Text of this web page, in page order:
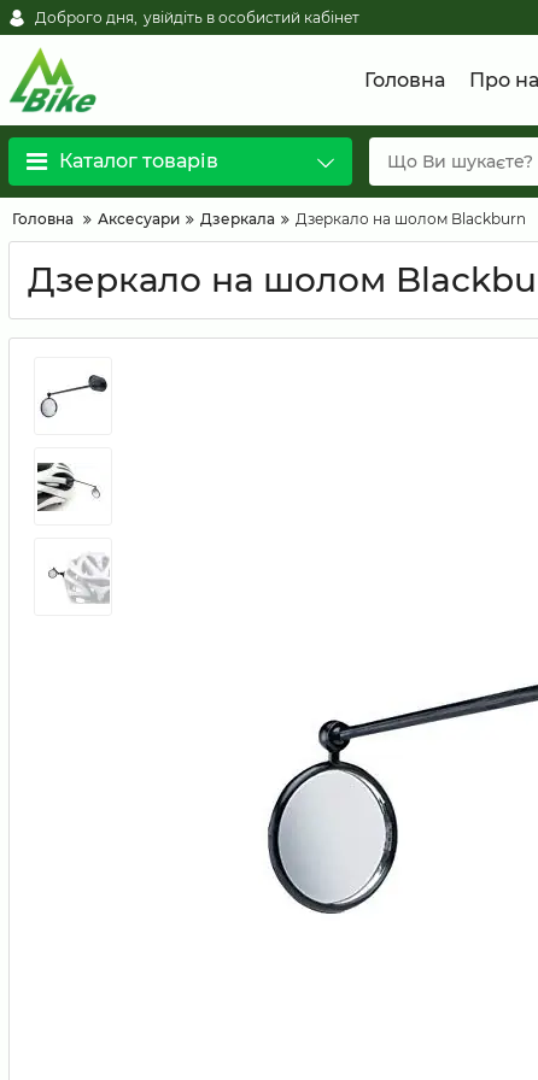
Доброго дня, увійдіть в особистий кабінет
Головна Про
Каталог товарів
Головна Аксесуари Дзеркала Дзеркало на шолом Blackburn
Дзеркало на шолом